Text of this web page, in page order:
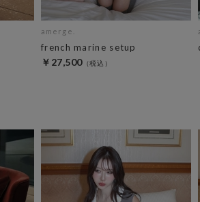
amerge.
french marine setup
￥27,500